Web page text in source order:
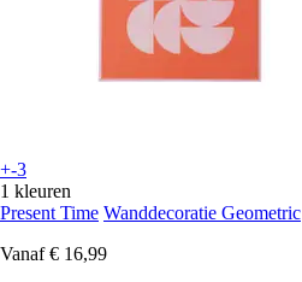
+-3
1 kleuren
Present Time Wanddecoratie Geometric
Vanaf € 16,99